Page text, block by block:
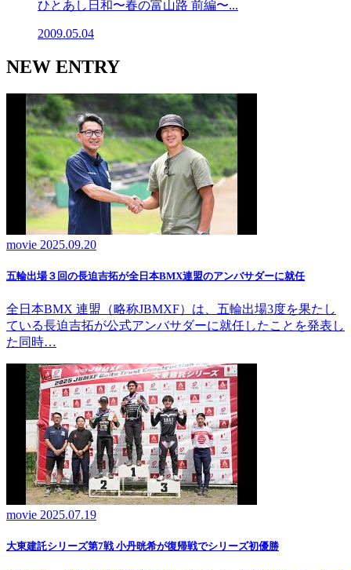
ひとあし日和〜春の富山路 前編〜...
2009.05.04
NEW ENTRY
movie 2025.09.20
五輪出場３回の長迫吉拓が全日本BMX連盟のアンバサダーに就任
全日本BMX 連盟（略称JBMXF）は、五輪出場3度を果たし
ている長迫吉拓が公式アンバサダーに就任したことを発表し
た同時…
movie 2025.07.19
大東建託シリーズ第7戦 ⼩丹晄希が復帰戦でシリーズ初優勝